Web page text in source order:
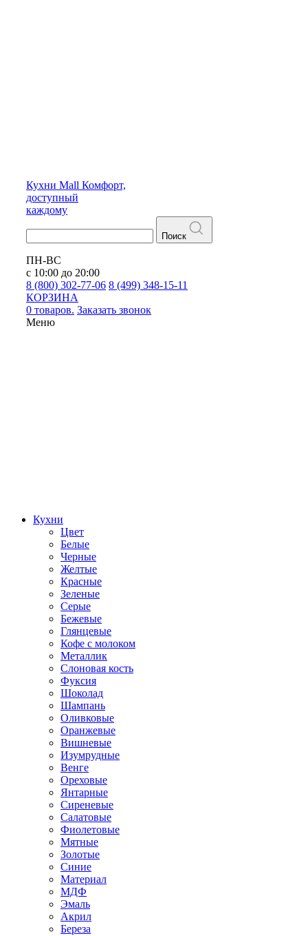
Кухни Mall Комфорт,
доступный
каждому
Поиск
ПН-ВС
с 10:00 до 20:00
8 (800) 302-77-06 8 (499) 348-15-11
КОРЗИНА
0 товаров. Заказать звонок
Меню
Кухни
Цвет
Белые
Черные
Желтые
Красные
Зеленые
Серые
Бежевые
Глянцевые
Кофе с молоком
Металлик
Слоновая кость
Фуксия
Шоколад
Шампань
Оливковые
Оранжевые
Вишневые
Изумрудные
Венге
Ореховые
Янтарные
Сиреневые
Салатовые
Фиолетовые
Мятные
Золотые
Синие
Материал
МДФ
Эмаль
Акрил
Береза